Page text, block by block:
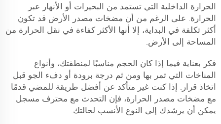
الحرارة الداخلية التي تستمد من البحيرات أو الأنهار عبر
الحرارة. على الرغم من أن مضخات مصدر الأرض قد تكون
أكثر تكلفة في البداية، إلا أنها الأكثر كفاءة في نقل الحرارة من
المساحة إلى الأرض.
فكر بعناية فيما إذا كان الحجم مناسبًا لمنطقتك، وأنواع
المناخات التي تمر بها ومن ثم درجة برودة أو دفء الجو قبل
اتخاذ قرار. إذا كنت غير متأكد عن أفضل طريقة للمضي قدمًا
مع مضخات مصدر الحرارة، فإن التحدث مع محترف مسجل
يمكن أن يرشدك إلى النوع الأنسب لحالتك.